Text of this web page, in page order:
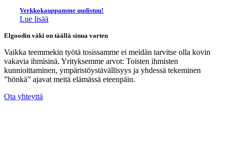
Verkkokauppamme uudistuu!
Lue lisää
Elgoodin väki on täällä sinua varten
Vaikka teemmekin työtä tosissamme ei meidän tarvitse olla kovin
vakavia ihmisinä. Yrityksemme arvot: Toisten ihmisten
kunnioittaminen, ympäristöystävällisyys ja yhdessä tekeminen
”hönkä” ajavat meitä elämässä eteenpäin.
Ota yhteyttä